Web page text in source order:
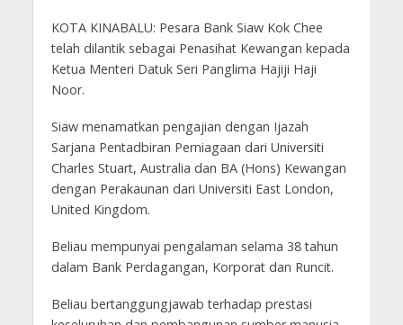
KOTA KINABALU: Pesara Bank Siaw Kok Chee
telah dilantik sebagai Penasihat Kewangan kepada
Ketua Menteri Datuk Seri Panglima Hajiji Haji
Noor.
Siaw menamatkan pengajian dengan Ijazah
Sarjana Pentadbiran Perniagaan dari Universiti
Charles Stuart, Australia dan BA (Hons) Kewangan
dengan Perakaunan dari Universiti East London,
United Kingdom.
Beliau mempunyai pengalaman selama 38 tahun
dalam Bank Perdagangan, Korporat dan Runcit.
Beliau bertanggungjawab terhadap prestasi